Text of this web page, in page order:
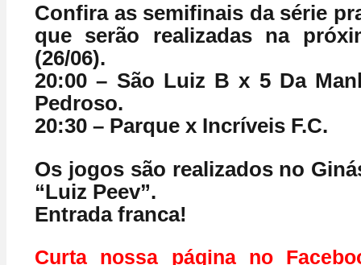
Confira as semifinais da série
que serão realizadas na
(26/06).
20:00 – São Luiz B x 5 Da
Pedroso.
20:30 – Parque x Incríveis F.C.
Os jogos são realizados no
“Luiz Peev”.
Entrada franca!
Curta nossa página no